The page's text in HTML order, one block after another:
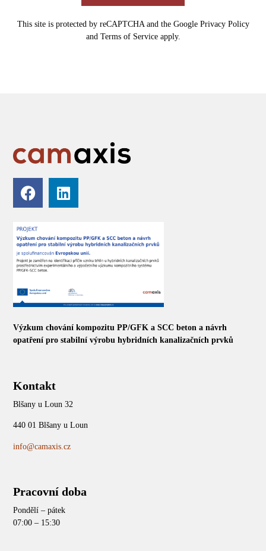
This site is protected by reCAPTCHA and the Google Privacy Policy
and Terms of Serviceapply.
Výzkum chování kompozitu PP/GFK a SCC beton a návrh
opatření pro stabilní výrobu hybridních kanalizačních prvků
Kontakt
Blšany u Loun 32
440 01 Blšany u Loun
info@camaxis.cz
Pracovní doba
Pondělí – pátek
07:00 – 15:30